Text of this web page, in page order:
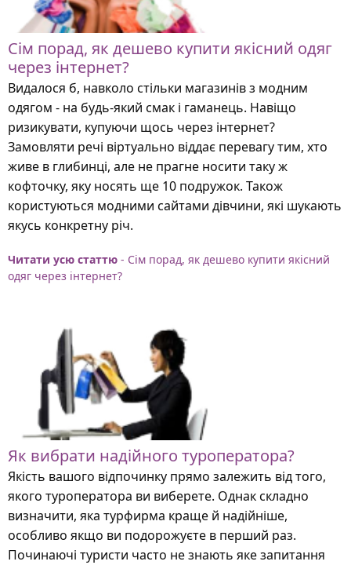
Сім порад, як дешево купити якісний одяг
через інтернет?
Видалося б, навколо стільки магазинів з модним
одягом - на будь-який смак і гаманець. Навіщо
ризикувати, купуючи щось через інтернет?
Замовляти речі віртуально віддає перевагу тим, хто
живе в глибинці, але не прагне носити таку ж
кофточку, яку носять ще 10 подружок. Також
користуються модними сайтами дівчини, які шукають
якусь конкретну річ.
Читати усю статтю - Сім порад, як дешево купити якісний
одяг через інтернет?
Як вибрати надійного туроператора?
Якість вашого відпочинку прямо залежить від того,
якого туроператора ви виберете. Однак складно
визначити, яка турфирма краще й надійніше,
особливо якщо ви подорожуєте в перший раз.
Починаючі туристи часто не знають яке запитання